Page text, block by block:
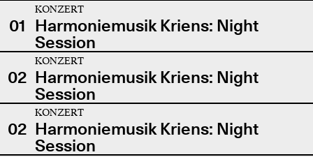
01
KONZERT
Harmoniemusik Kriens: Night
Session
02
KONZERT
Harmoniemusik Kriens: Night
Session
02
KONZERT
Harmoniemusik Kriens: Night
Session